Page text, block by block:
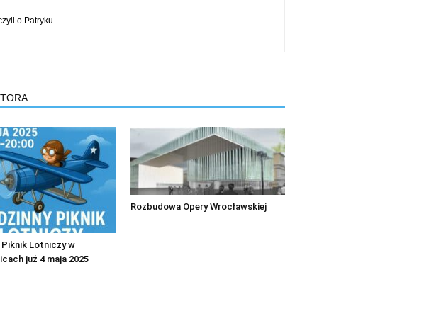
o Patryku
Piknik Lotniczy w
już 4 maja 2025
Rozbudowa Opery Wrocławskiej